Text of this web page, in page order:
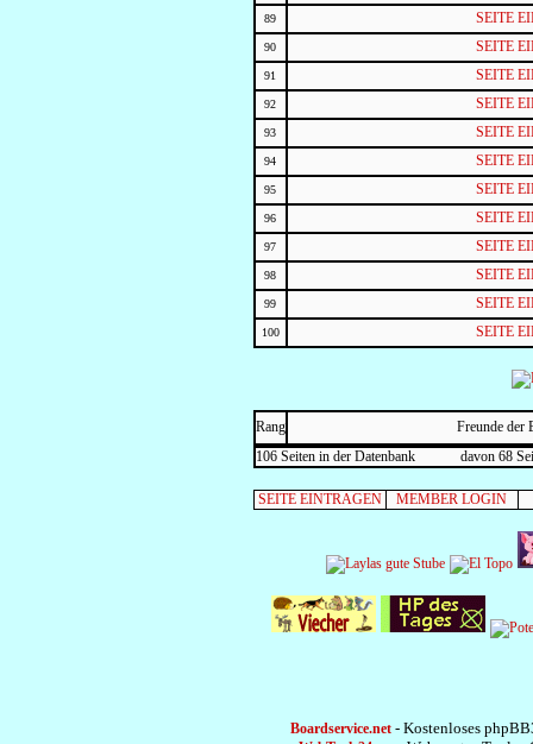
89 SEITE
90 SEITE
91 SEITE
92 SEITE
93 SEITE
94 SEITE
95 SEITE
96 SEITE
97 SEITE
98 SEITE
99 SEITE
100 SEITE
Rang
Freunde der
106 Seiten in der Datenbank
davon 68
SEITE EINTRAGEN MEMBER LOGIN
Boardservice.net- Kostenloses